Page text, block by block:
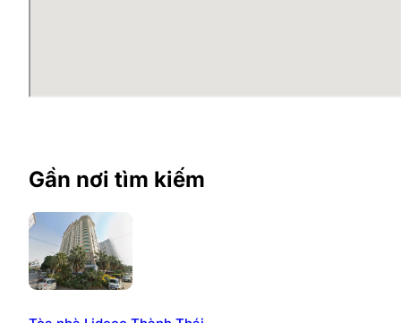
đối với văn phòng truyền thống, diện tích cho thuê từ
nghiệp khác nhau.
Kết cấu: 07 tầng nổi + 01 tầng hầm.
Diện tích sàn: ~ 495m2
Gần nơi tìm kiếm